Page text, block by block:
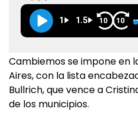
1 1.5 10 10
Cambiemos se impone en
Aires, con la lista
Bullrich, que vence a
de los municipios.